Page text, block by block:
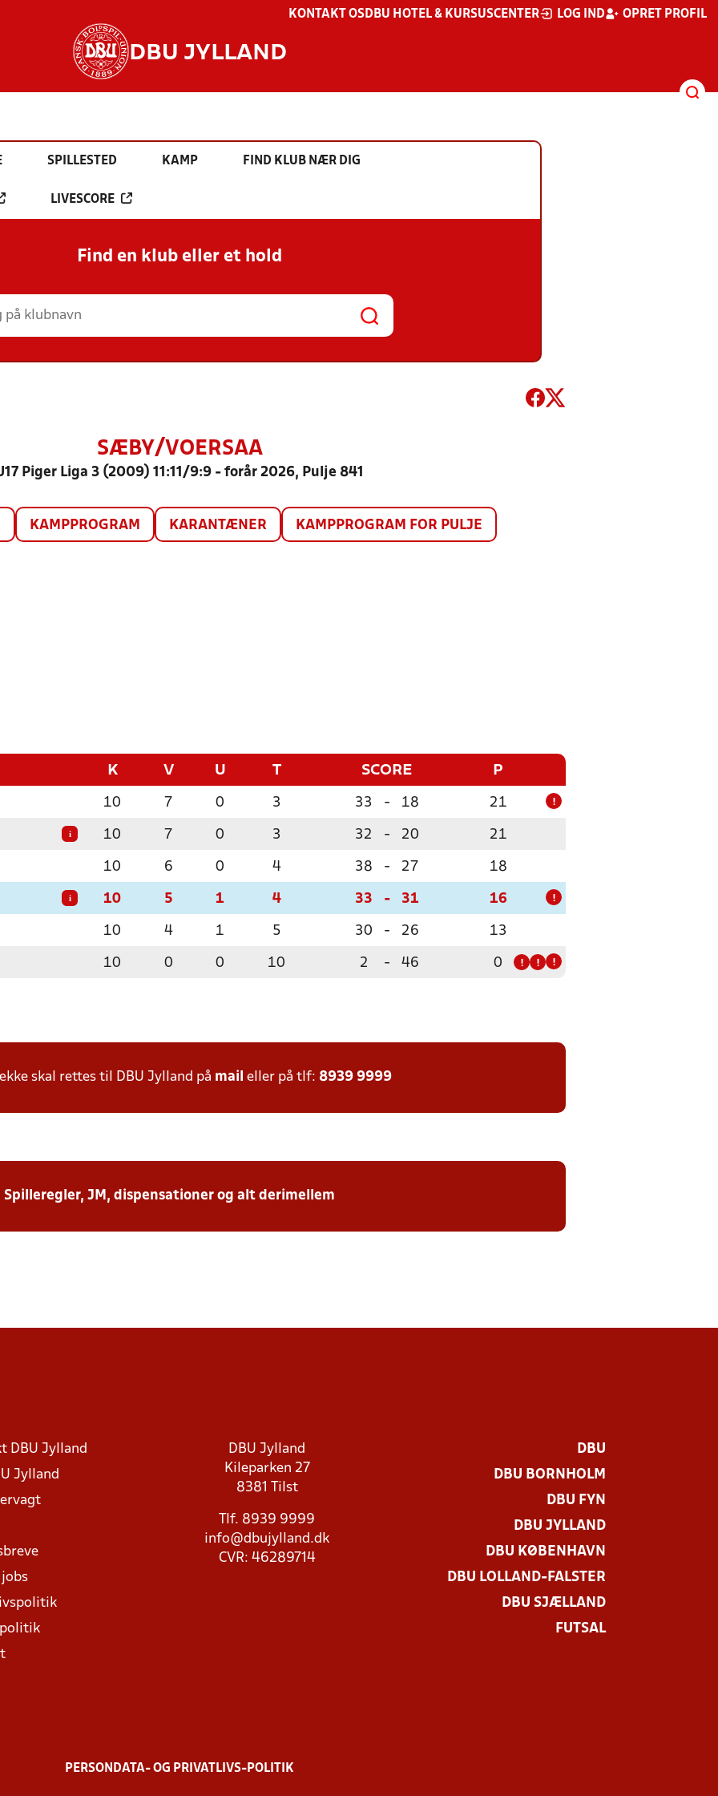
KONTAKT OS DBU HOTEL & KURSUSCENTER LOG IND OPRET PROFIL
DBU JYLLAND
SPILLESTED KAMP FIND KLUB NÆR DIG
LIVESCORE
Find en klub eller et hold
SÆBY/VOERSAA
Piger Liga 3 (2009) 11:11/9:9 - forår 2026, Pulje 841
KAMPPROGRAM KARANTÆNER KAMPPROGRAM FOR PULJE
K V U T SCORE P
10 7 0 3 33 - 18 21 !
i 10 7 0 3 32 - 20 21
10 6 0 4 38 - 27 18
i 10 5 1 4 33 - 31 16 !
10 4 1 5 30 - 26 13
10 0 0 10 2 - 46 0 ! ! !
skal rettes til DBU Jylland på mail eller på tlf: 8939 9999
JM, dispensationer og alt derimellem
DBU Jylland
Jylland
jobs
DBU Jylland
Kileparken 27
8381 Tilst
Tlf. 8939 9999
info@dbujylland.dk
CVR: 46289714
DBU
DBU BORNHOLM
DBU FYN
DBU JYLLAND
DBU KØBENHAVN
DBU LOLLAND-FALSTER
DBU SJÆLLAND
FUTSAL
PERSONDATA- OG PRIVATLIVS-POLITIK